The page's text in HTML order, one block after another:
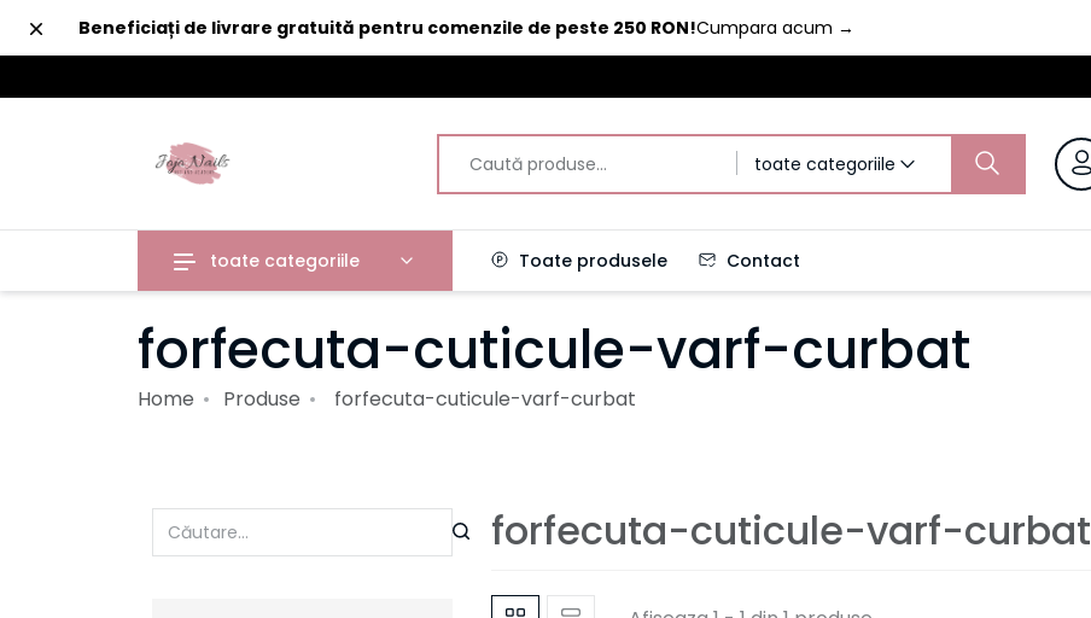
Beneficiați de livrare gratuită pentru comenzile de peste 250 RON!Cumpara acum →
Închide
toate categoriile
toate categoriile Toate produsele Contact
forfecuta-cuticule-varf-curbat
Home Produse forfecuta-cuticule-varf-curbat
forfecuta-cuticule-varf-curbat